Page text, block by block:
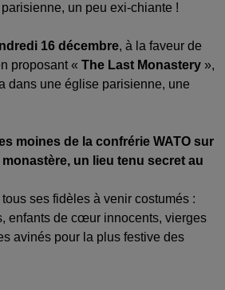
un peu exi-chiante !
16 décembre, à la faveur de
proposant « The Last Monastery »,
dans une église parisienne, une
moines de la confrérie WATO sur
un lieu tenu secret au
ses fidèles à venir costumés :
enfants de cœur innocents, vierges
avinés pour la plus festive des